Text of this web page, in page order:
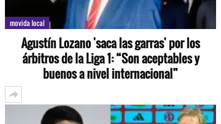
movida local
Agustín Lozano 'saca las garras' por los
árbitros de la Liga 1: “Son aceptables y
buenos a nivel internacional”